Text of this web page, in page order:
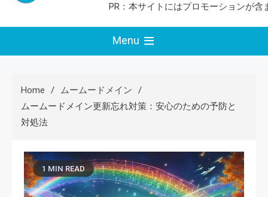
PR：本サイトにはプロモーションが含
Menu
Home
ムームードメイン
ムームードメイン更新忘れ対策：安心のための予防と
対処法
1 MIN READ